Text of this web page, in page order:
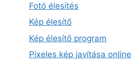
Fotó élesítés
Kép élesítő
Kép élesítő program
Pixeles kép javítása online